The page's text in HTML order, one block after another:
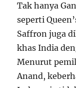
Tak hanya
seperti
Saffron juga
khas India
Menurut
Anand,